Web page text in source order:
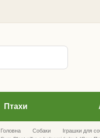
Птахи
Головна Cобаки Іграшки для